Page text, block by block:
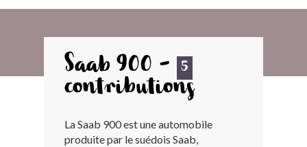
ARCHIVES
LES CONTRIBUTEURS
Saab 900 - 5
contributions
La Saab 900 est une automobile
produite par le suédois Saab,